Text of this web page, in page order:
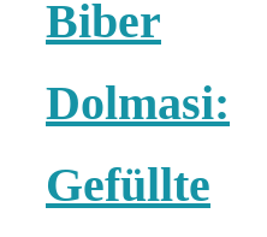
Biber
Dolmasi:
Gefüllte